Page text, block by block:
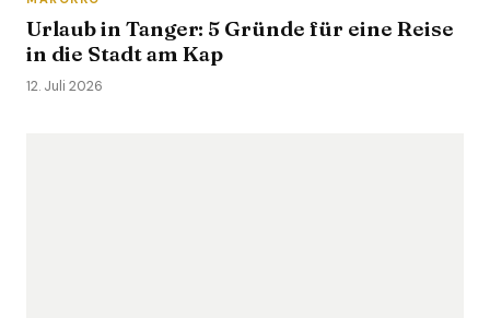
Urlaub in Tanger: 5 Gründe für eine Reise
in die Stadt am Kap
12. Juli 2026